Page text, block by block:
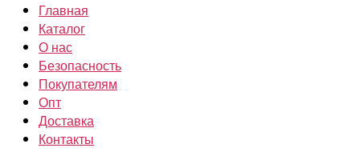
Главная
Каталог
О нас
Безопасность
Покупателям
Опт
Доставка
Контакты